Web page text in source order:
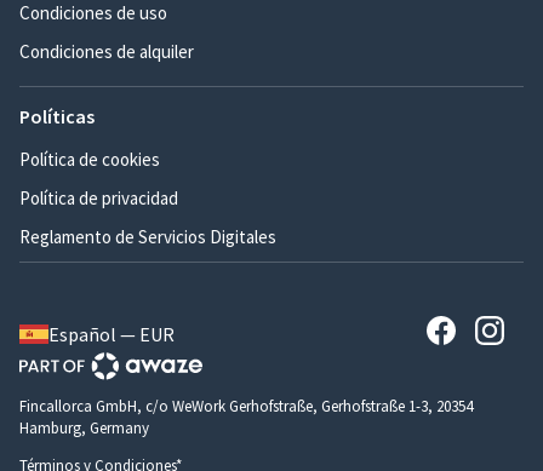
Condiciones de uso
Condiciones de alquiler
Políticas
Política de cookies
Política de privacidad
Reglamento de Servicios Digitales
Español — EUR
Fincallorca GmbH, c/o WeWork Gerhofstraße, Gerhofstraße 1-3, 20354
Hamburg, Germany
Términos y Condiciones*